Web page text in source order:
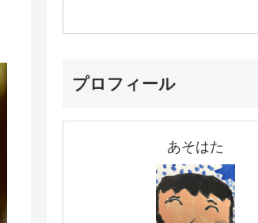
プロフィール
あそはた